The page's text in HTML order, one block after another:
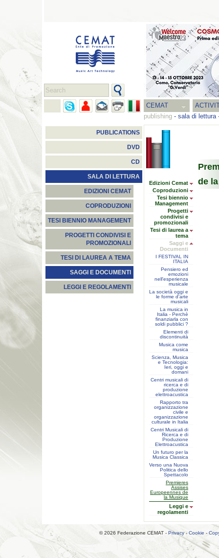
CEMAT
publishing - sala di lettura
PUBLICATIONS
DVD
CD
SALA DI LETTURA
EDIZIONI CEMAT
COPRODUZIONI
TESI BIENNIO MANAGEMENT
PROGETTI CONDIVISI E
PROMOZIONALI
TESI DI LAUREA A TEMA
SAGGI E DOCUMENTI
LEGGI E REGOLAMENTI
Edizioni Cemat
Coproduzioni
Tesi biennio
Management
Progetti
condivisi e
promozionali
Tesi di laurea a
tema
Saggi e
Documenti
I FESTIVAL IN
ITALIA
Pensiero ed
emozioni
nell'esperienza
musicale
La società oggi e
le forme d'arte
musicali
La musica in
Italia - Perchè
finanziarla con
soldi pubblici ?
Elementi di
discontinuità
Musica come
musica
Scienza, Musica
e Tecnologia:
Ieri, oggi e
domani
Centri musicali di
ricerca e di
produzione
elettroacustica
Rapporto tra
organizzazione
civile e
organizzazione
culturale in Italia
Centri Musicali di
Ricerca e di
Produzione
Elettroacustica
Un futuro per la
Musica Classica
Verso una Nuova
Politica dello
Spettacolo
Premieres
Assises
Europeennes de
la Musique
Leggi e
regolamenti
de
© 2026 Federazione CEMAT - Privacy - Cookie -